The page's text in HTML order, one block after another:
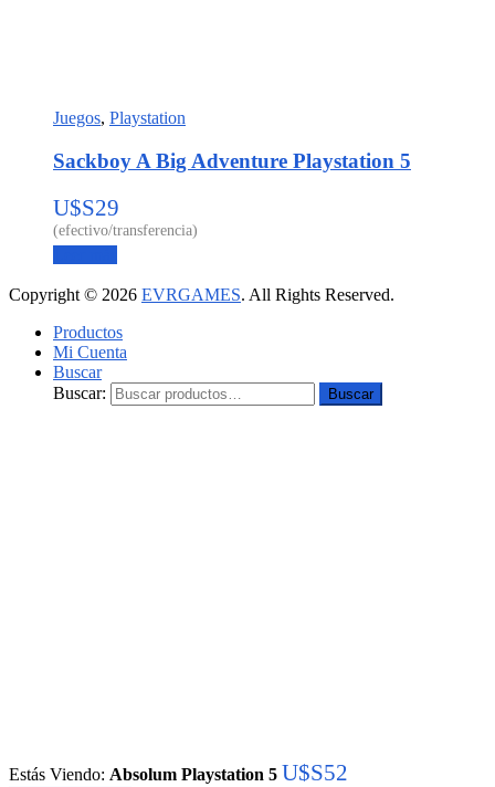
Juegos, Playstation
Sackboy A Big Adventure Playstation 5
U$S29
Copyright © 2026 EVRGAMES. All Rights Reserved.
Productos
Mi Cuenta
Buscar
Buscar:
Buscar
Estás Viendo: Absolum Playstation 5 U$S52